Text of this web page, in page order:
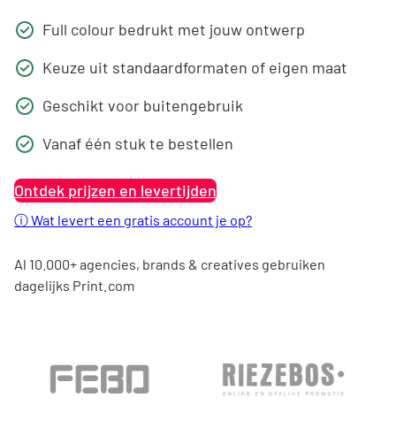
Full colour bedrukt met jouw ontwerp
Keuze uit standaardformaten of eigen maat
Geschikt voor buitengebruik
Vanaf één stuk te bestellen
Ontdek prijzen en levertijden
ⓘWat levert een gratis account je op?
Al 10.000+ agencies, brands & creatives gebruiken
dagelijks Print.com